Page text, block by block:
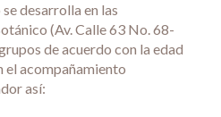
desarrolla en las
(Av. Calle 63 No. 68-
de acuerdo con la edad
el acompañamiento
así: